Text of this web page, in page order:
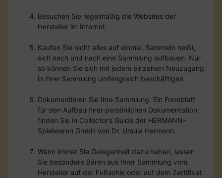
Besuchen Sie regelmäßig die Websites der
Hersteller im Internet.
Kaufen Sie nicht alles auf einmal. Sammeln heißt,
sich nach und nach eine Sammlung aufbauen. Nur
so können Sie sich mit jedem einzelnen Neuzugang
in Ihrer Sammlung umfangreich beschäftigen.
Dokumentieren Sie Ihre Sammlung. Ein Formblatt
für den Aufbau Ihrer persönlichen Dokumentation
finden Sie in Collector’s Guide der HERMANN-
Spielwaren GmbH von Dr. Ursula Hermann.
Wann immer Sie Gelegenheit dazu haben, lassen
Sie besondere Bären aus Ihrer Sammlung vom
Hersteller auf der Fußsohle oder auf dem Zertifikat